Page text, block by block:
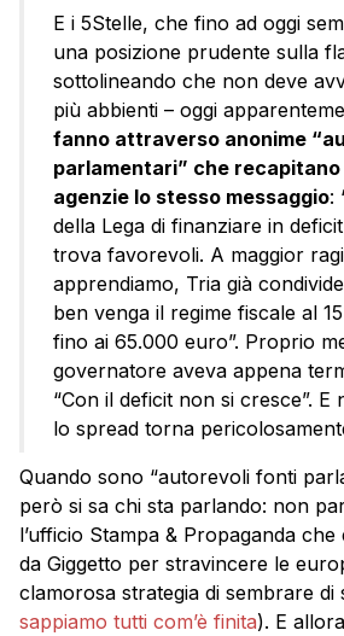
E i 5Stelle, che fino ad oggi
una posizione prudente sulla
sottolineando che non deve
più abbienti – oggi
fanno attraverso anonime
parlamentari” che
agenzie lo stesso messaggio:
della Lega di finanziare in
trova favorevoli. A maggior
apprendiamo, Tria già
ben venga il regime fiscale al
fino ai 65.000 euro”. Proprio
governatore aveva appena
“Con il deficit non si cresce”. E
lo spread torna
Quando sono “autorevoli fonti
però si sa chi sta parlando: non
l’ufficio Stampa & Propaganda
da Giggetto per stravincere le
clamorosa strategia di sembrare di
sappiamo tutti com’è finita). E